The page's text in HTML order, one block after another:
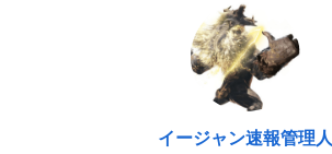
イージャン速報管理人